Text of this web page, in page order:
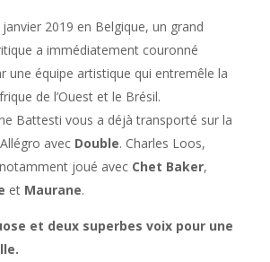
janvier 2019 en Belgique, un grand
a immédiatement couronné
une équipe artistique qui entremêle la
de l’Ouest et le Brésil.
Battesti vous a déjà transporté sur la
avec Double. Charles Loos,
joué avec Chet Baker,
et Maurane.
et deux superbes voix pour une